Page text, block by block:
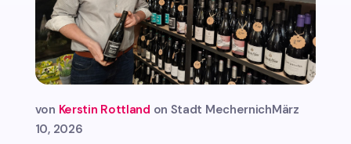
von Kerstin Rottland Stadt MechernichMärz
10, 2026